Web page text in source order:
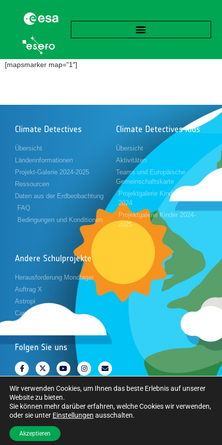
[mapsmarker map="1″]
Climate Detectives
Übersicht
Länderinformationen
Projekt-Galerie 2024-2025
Ressourcen
Daten aus der Erdbeobachtung
FAQ
Bedingungen und Konditionen
Climate Detectives Kids
Übersicht
Aktivitäten
Teams und Europäische
Gemeinschaftskarte
Projektgalerie Kinder 2023-
2024
Projektgalerie Kinder 2024-
2025
Andere Schulprojekte
Herausforderung Mondlager
Auftrag X
Astropi
Cansat
Folgen Sie uns
Copyright © Europäische Weltraumorganisation. Alle Rechte vorbehalten.
Wir verwenden Cookies, um Ihnen das beste Erlebnis auf unserer
Website zu bieten.
Sie können mehr darüber erfahren, welche Cookies wir verwenden,
oder sie unter Einstellungen ausschalten.
Akzeptieren